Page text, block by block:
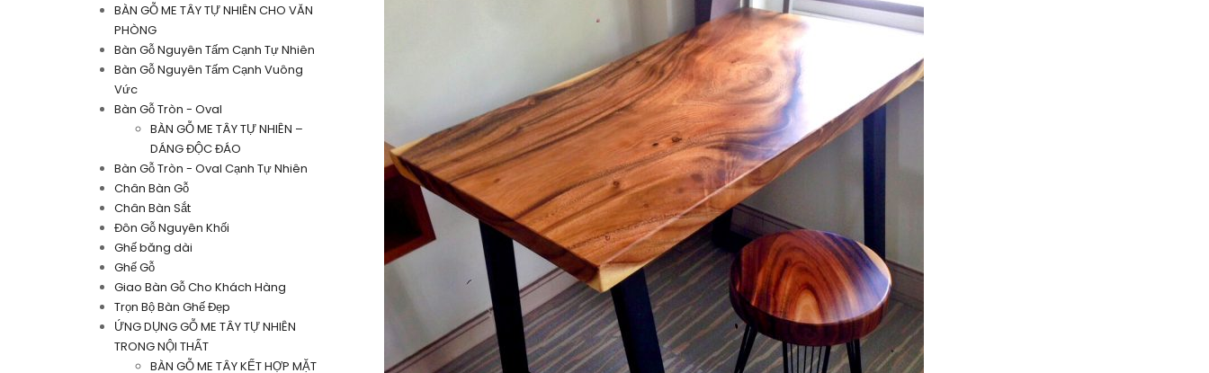
BÀN GỖ ME TÂY TỰ NHIÊN CHO VĂN
PHÒNG
Bàn Gỗ Nguyên Tấm Cạnh Tự Nhiên
Bàn Gỗ Nguyên Tấm Cạnh Vuông
Vức
Bàn Gỗ Tròn - Oval
BÀN GỖ ME TÂY TỰ NHIÊN –
DÁNG ĐỘC ĐÁO
Bàn Gỗ Tròn - Oval Cạnh Tự Nhiên
Chân Bàn Gỗ
Chân Bàn Sắt
Đôn Gỗ Nguyên Khối
Ghế băng dài
Ghế Gỗ
Giao Bàn Gỗ Cho Khách Hàng
Trọn Bộ Bàn Ghế Đẹp
ỨNG DỤNG GỖ ME TÂY TỰ NHIÊN
TRONG NỘI THẤT
BÀN GỖ ME TÂY KẾT HỢP MẶT